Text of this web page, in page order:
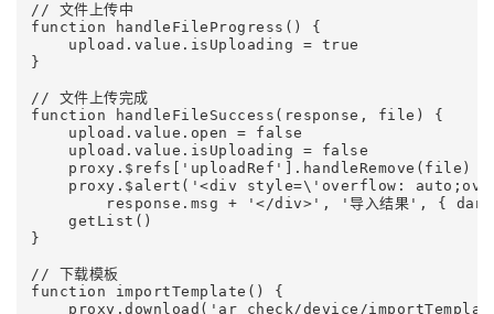
// 文件上传中
function handleFileProgress() {
    upload.value.isUploading = true
}
// 文件上传完成
function handleFileSuccess(response, file) {
    upload.value.open = false
    upload.value.isUploading = false
    proxy.$refs['uploadRef'].handleRemove(file)
proxy.$alert('<div style=\'overflow:
response.msg + '</div>', '导入结果', {
    getList()
}
// 下载模板
function importTemplate() {
proxy.download('ar_check/device/